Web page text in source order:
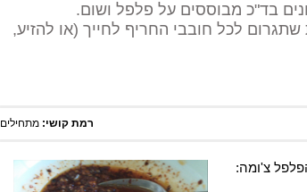
בד"כ מבוססים על פלפל ושום.
שתגרום לכל חובבי החריף לחייך (או להזיע,
רמת קושי: מתחילים
צ'ומה: